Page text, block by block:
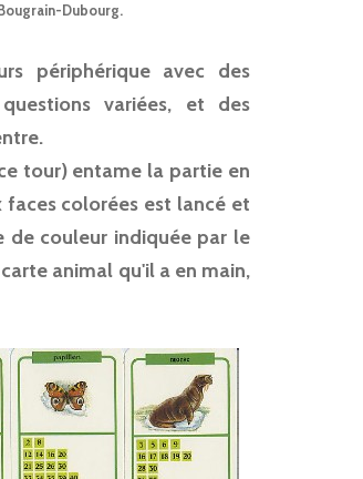
Dubourg.
périphérique avec des
variées, et des
tour) entame la partie en
colorées est lancé et
de couleur indiquée par le
animal qu'il a en main,